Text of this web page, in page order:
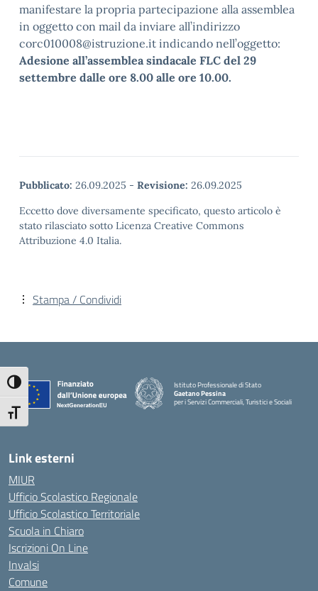
Attiva/disattiva alto contrasto
Attiva/disattiva dimensione testo
manifestare la propria partecipazione alla assemblea
in oggetto con mail da inviare all’indirizzo
corc010008@istruzione.it indicando nell’oggetto:
Adesione all’assemblea sindacale FLC del 29
settembre dalle ore 8.00 alle ore 10.00.
Pubblicato: 26.09.2025 - Revisione: 26.09.2025
Eccetto dove diversamente specificato, questo articolo è
stato rilasciato sotto Licenza Creative Commons
Attribuzione 4.0 Italia.
Stampa / Condividi
Istituto Professionale di Stato
Gaetano Pessina
per i Servizi Commerciali, Turistici e Sociali
— Visita la pagina iniziale della scuola
Link esterni
MIUR
Ufficio Scolastico Regionale
Ufficio Scolastico Territoriale
Scuola in Chiaro
Iscrizioni On Line
Invalsi
Comune